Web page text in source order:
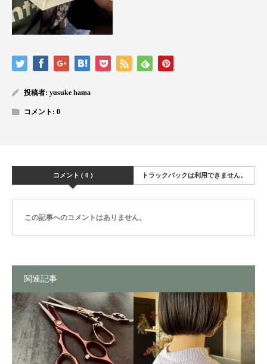
投稿者: yusuke hama
コメント: 0
コメント ( 0 ) トラックバックは利用できません。
この記事へのコメントはありません。
関連記事